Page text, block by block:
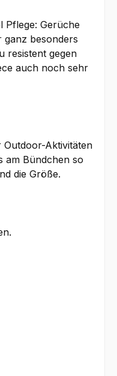
Pflege: Gerüche
besonders
resistent gegen
auch noch sehr
Outdoor-Aktivitäten
am Bündchen so
die Größe.